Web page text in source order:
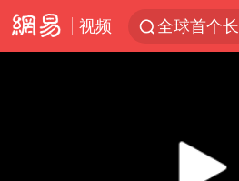
视频